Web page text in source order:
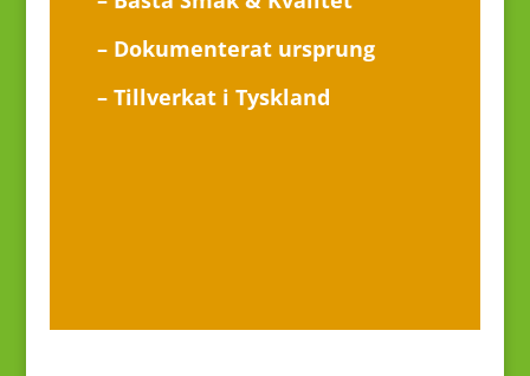
– Dokumenterat ursprung
– Tillverkat i Tyskland